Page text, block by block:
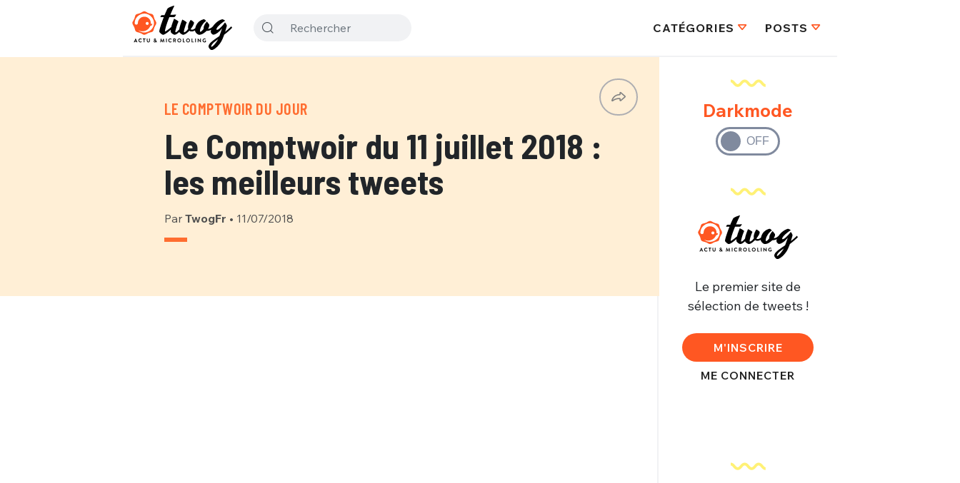
CATÉGORIES POSTS
LE COMPTWOIR DU JOUR
Le Comptwoir du 11 juillet 2018 :
les meilleurs tweets
Par TwogFr • 11/07/2018
Darkmode
Le premier site de
sélection de tweets !
M'INSCRIRE
ME CONNECTER